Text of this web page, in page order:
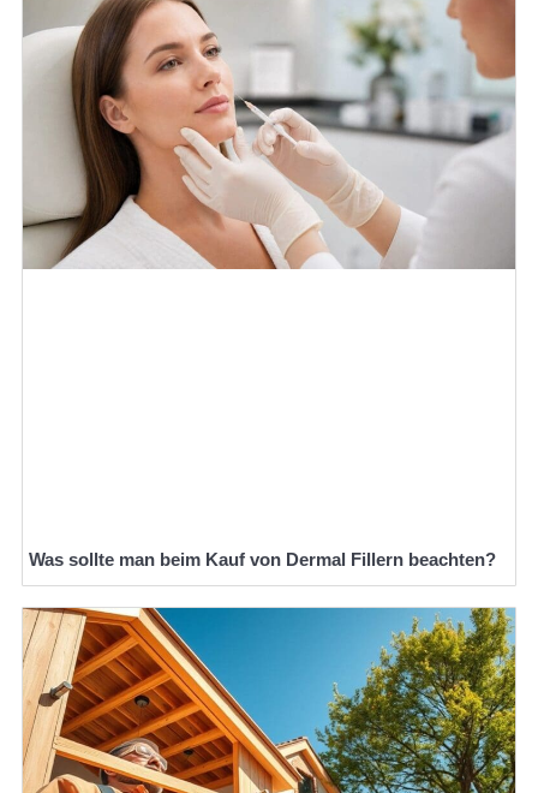
Was sollte man beim Kauf von Dermal Fillern beachten?